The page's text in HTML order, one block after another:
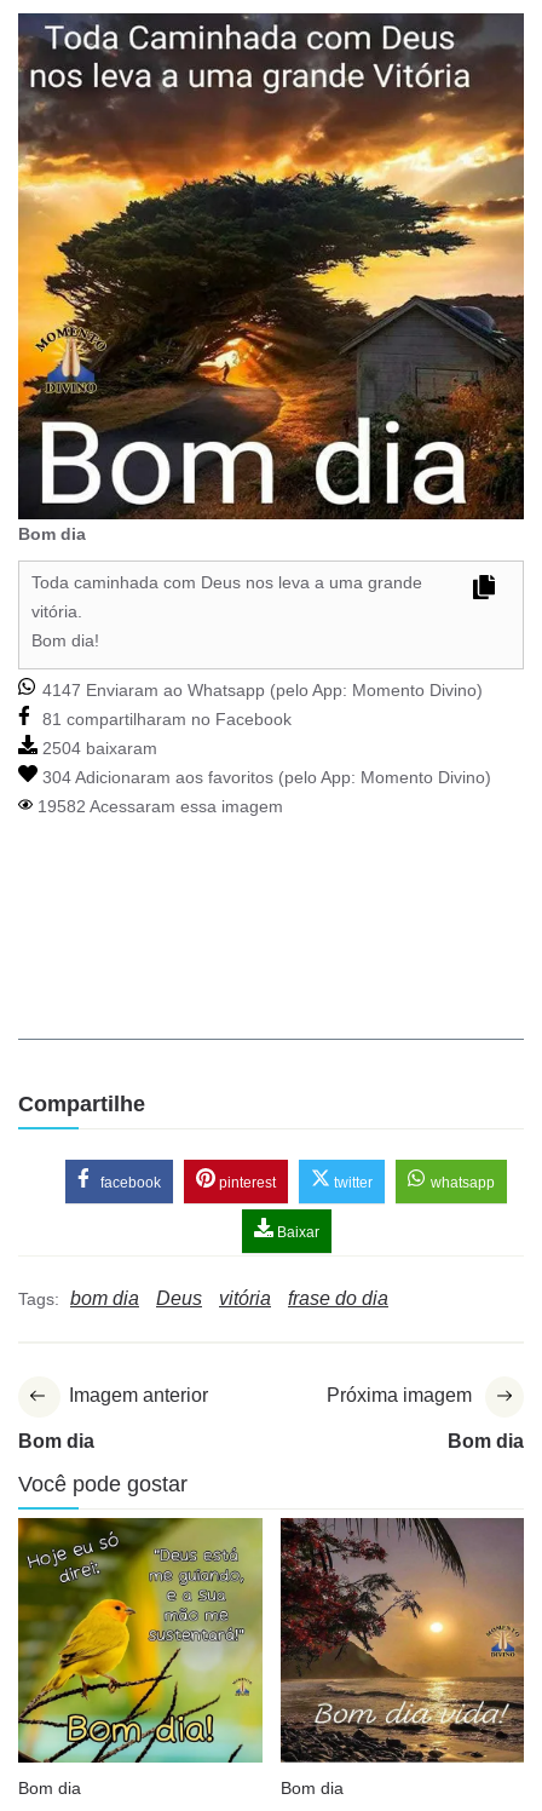
Bom dia
Toda caminhada com Deus nos leva a uma grande
vitória.
Bom dia!
4147 Enviaram ao Whatsapp (pelo App: Momento Divino)
81 compartilharam no Facebook
2504 baixaram
304 Adicionaram aos favoritos (pelo App: Momento Divino)
19582 Acessaram essa imagem
Compartilhe
facebook pinterest twitter whatsapp
Baixar
Tags: bom dia Deus vitória frase do dia
Imagem anterior
Bom dia
Próxima imagem
Bom dia
Você pode gostar
Bom dia Bom dia